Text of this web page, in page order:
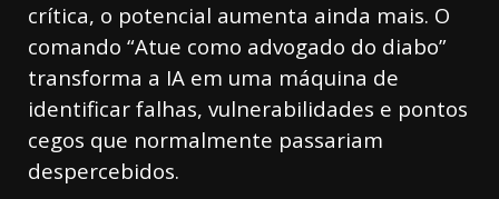
crítica, o potencial aumenta ainda mais. O
comando “Atue como advogado do diabo”
transforma a IA em uma máquina de
identificar falhas, vulnerabilidades e pontos
cegos que normalmente passariam
despercebidos.